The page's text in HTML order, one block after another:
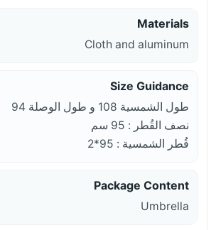
Materials
Cloth and aluminum
Size Guidance
طول الشمسية 108 و طول الوصلة 94
نصف القُطر : 95 سم
قُطر الشمسية : 95*2
Package Content
Umbrella